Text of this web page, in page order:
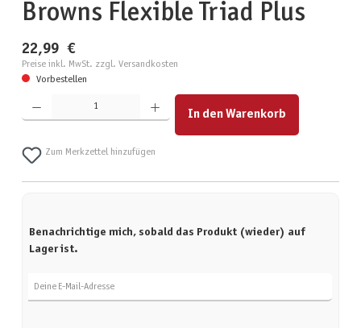
Browns Flexible Triad Plus
22,99 €
Preise inkl. MwSt. zzgl. Versandkosten
Vorbestellen
Produkt Anzahl: Gib den gewünschten Wert ein oder benutze die Schaltflächen um die Anzahl zu
In den Warenkorb
Zum Merkzettel hinzufügen
Benachrichtige mich, sobald das Produkt (wieder) auf
Lager ist.